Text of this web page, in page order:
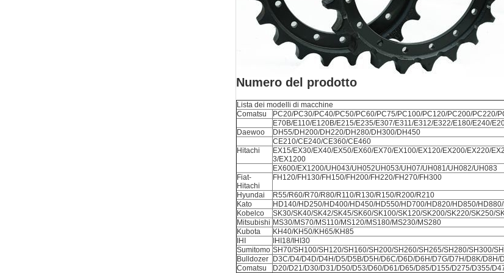
Numero del prodotto
Lista dei modelli di macchine
Comatsu
PC20/PC30/PC40/PC50/PC60/PC75/PC100/PC120/PC200/PC220/
E70B/E110/E120B/E215/E235/E307/E311/E312/E322/E180/E240/
Daewoo
DH55/DH200/DH220/DH280/DH300/DH450
CE210/CE240/CE360/CE460
Hitachi
EX15/EX30/EX40/EX50/EX60/EX70/EX100/EX120/EX200/EX220/
3/EX1200
EX600/EX1200/UH043/UH052UH053/UH07/UH081/UH082/UH083
Fiat-
Hitachi
FH120/FH130/FH150/FH200/FH220/FH270/FH300
Hyundai
R55/R60/R70/R80/R110/R130/R150/R200/R210
Kato
HD140/HD250/HD400/HD450/HD550/HD700/HD820/HD850/
Kobelco
SK30/SK40/SK42/SK45/SK60/SK100/SK120/SK200/SK220/SK250/
Mitsubishi MS30/MS70/MS110/MS120/MS180/MS230/MS280
Kubota
KH40/KH50/KH65/KH85
IHI
IHI18/IHI30
Sumitomo SH70/SH100/SH120/SH160/SH200/SH260/SH265/SH280/SH300/
Bulldozer
D3C/D4/D4D/D4H/D5/D5B/D5H/D6C/D6D/D6H/D7G/D7H/D8K/D8H/
Comatsu
D20/D21/D30/D31/D50/D53/D60/D61/D65/D85/D155/D275/D355/